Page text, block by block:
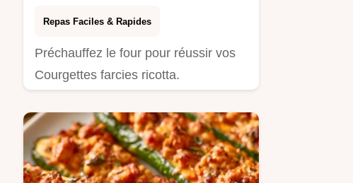
Repas Faciles & Rapides
Préchauffez le four pour réussir vos
Courgettes farcies ricotta.